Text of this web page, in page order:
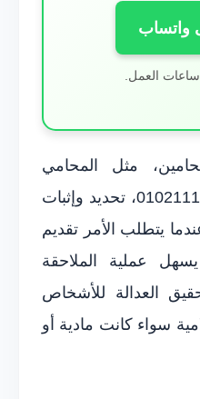
واتساب
العمل.
مثل المحامي
محمود شمس عبر 01021116243، تحديد وإثبات
يتطلب الأمر تقديم
عملية الملاحقة
العدالة للأشخاص
سواء كانت مادية أو